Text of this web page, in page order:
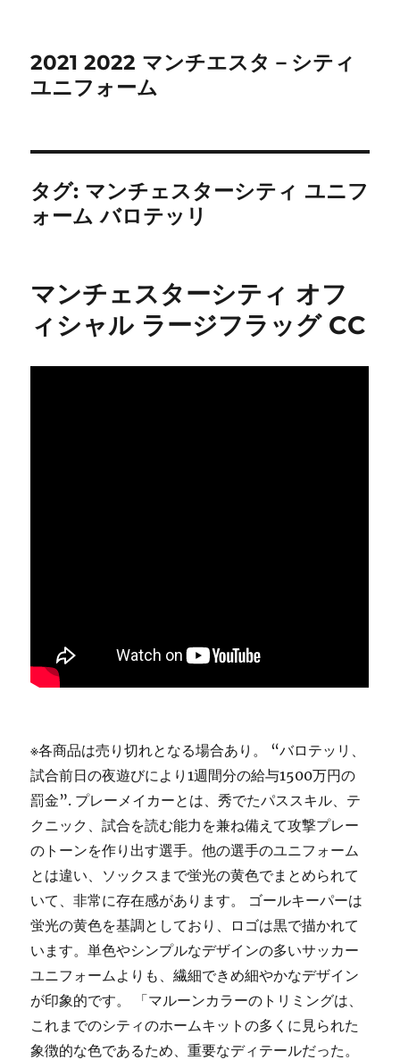
2021 2022 マンチエスタ－シティ
ユニフォーム
タグ: マンチェスターシティ ユニフ
ォーム バロテッリ
マンチェスターシティ オフ
ィシャル ラージフラッグ CC
※各商品は売り切れとなる場合あり。 “バロテッリ、
試合前日の夜遊びにより1週間分の給与1500万円の
罰金”. プレーメイカーとは、秀でたパススキル、テ
クニック、試合を読む能力を兼ね備えて攻撃プレー
のトーンを作り出す選手。他の選手のユニフォーム
とは違い、ソックスまで蛍光の黄色でまとめられて
いて、非常に存在感があります。 ゴールキーパーは
蛍光の黄色を基調としており、ロゴは黒で描かれて
います。単色やシンプルなデザインの多いサッカー
ユニフォームよりも、繊細できめ細やかなデザイン
が印象的です。 「マルーンカラーのトリミングは、
これまでのシティのホームキットの多くに見られた
象徴的な色であるため、重要なディテールだった。